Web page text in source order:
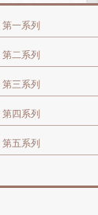
第一系列
第二系列
第三系列
第四系列
第五系列